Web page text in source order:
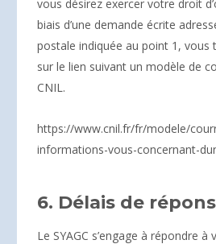
vous désirez exercer votre droit
biais d’une demande écrite
postale indiquée au point 1, vous
sur le lien suivant un modèle de
CNIL.
https://www.cnil.fr/fr/modele/
informations-vous-concernant-
6. Délais de
Le SYAGC s’engage à répondre